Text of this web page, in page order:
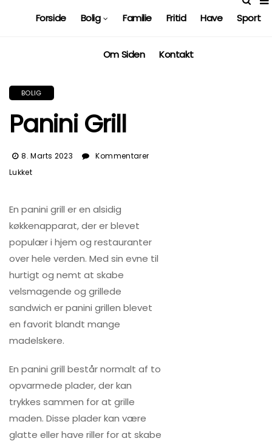
Forside Bolig Familie Fritid Have Sport
Om Siden Kontakt
BOLIG
Panini Grill
8. Marts 2023
Kommentarer
Lukket
En panini grill er en alsidig
køkkenapparat, der er blevet
populær i hjem og restauranter
over hele verden. Med sin evne til
hurtigt og nemt at skabe
velsmagende og grillede
sandwich er panini grillen blevet
en favorit blandt mange
madelskere.
En panini grill består normalt af to
opvarmede plader, der kan
trykkes sammen for at grille
maden. Disse plader kan være
glatte eller have riller for at skabe